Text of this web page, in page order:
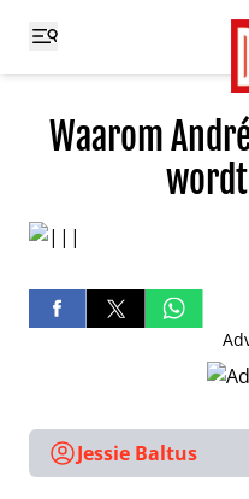
Waarom
Jessie Baltus